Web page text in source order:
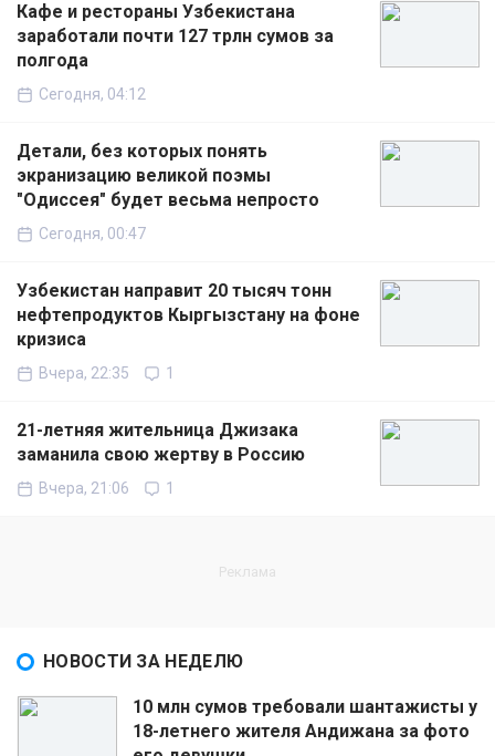
Кафе и рестораны Узбекистана
заработали почти 127 трлн сумов за
полгода
Сегодня, 04:12
Детали, без которых понять
экранизацию великой поэмы
"Одиссея" будет весьма непросто
Сегодня, 00:47
Узбекистан направит 20 тысяч тонн
нефтепродуктов Кыргызстану на фоне
кризиса
Вчера, 22:35 1
21-летняя жительница Джизака
заманила свою жертву в Россию
Вчера, 21:06 1
НОВОСТИ ЗА НЕДЕЛЮ
10 млн сумов требовали шантажисты у
18-летнего жителя Андижана за фото